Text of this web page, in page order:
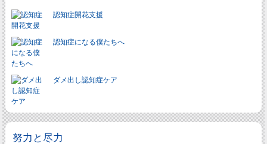
認知症開花支援
認知症になる僕たちへ
ダメ出し認知症ケア
努力と尽力